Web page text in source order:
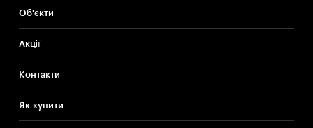
Об'єкти
Акції
Контакти
Як купити